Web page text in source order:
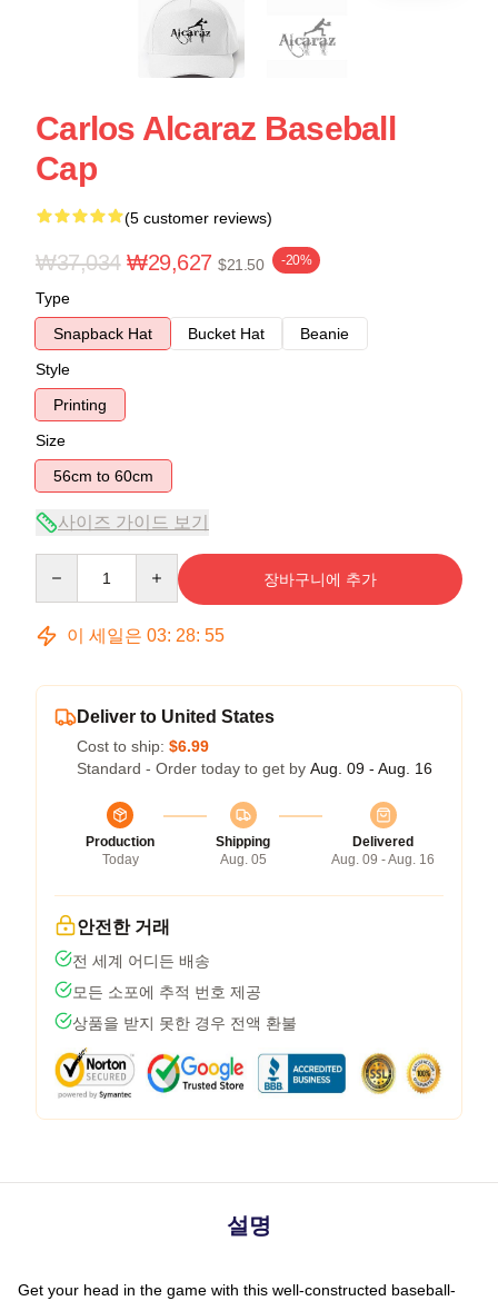
Carlos Alcaraz Baseball
Cap
(5 customer reviews)
₩37,034 ₩29,627 $21.50 -20%
Type
Snapback Hat
Bucket Hat
Beanie
Style
Printing
Size
56cm to 60cm
사이즈 가이드 보기
장바구니에 추가
이 세일은 03: 28: 54
Deliver to United States
Cost to ship: $6.99
Standard - Order today to get by Aug. 09 - Aug. 16
Production
Today
Shipping
Aug. 05
Delivered
Aug. 09 - Aug. 16
안전한 거래
전 세계 어디든 배송
모든 소포에 추적 번호 제공
상품을 받지 못한 경우 전액 환불
설명
Get your head in the game with this well-constructed baseball-